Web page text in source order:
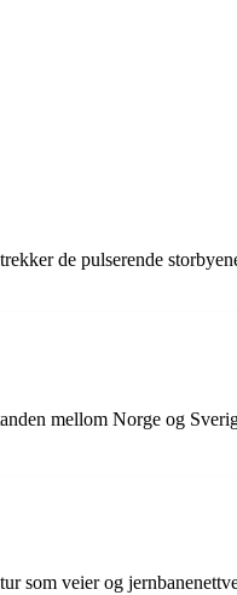
de pulserende
mellom Norge og
som veier og